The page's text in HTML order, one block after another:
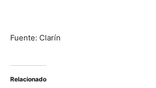
Fuente: Clarín
Relacionado